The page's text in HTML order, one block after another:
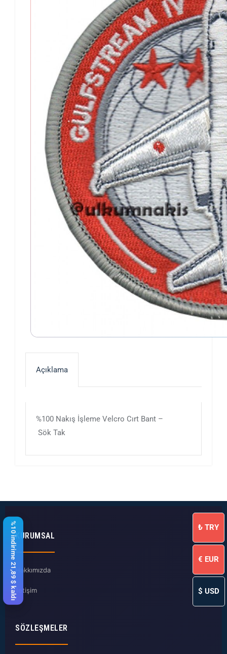
Açıklama
%100 Nakış İşleme Velcro Cırt Bant –
Sök Tak
KURUMSAL
Hakkımızda
İletişim
SÖZLEŞMELER
%10 indirime 21,89 $ kaldı ₺ TRY
€ EUR
$ USD